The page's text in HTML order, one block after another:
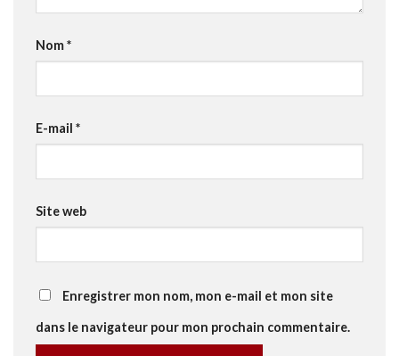
Nom*
E-mail *
Site web
Enregistrer mon nom, mon e-mail et mon site
dans le navigateur pour mon prochain commentaire.